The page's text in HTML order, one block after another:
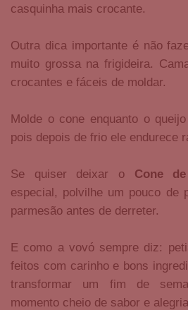
casquinha mais crocante.
Outra dica importante é não
muito grossa na frigideira.
crocantes e fáceis de moldar.
Molde o cone enquanto o
pois depois de frio ele endurece
Se quiser deixar o Cone
especial, polvilhe um pouco de
parmesão antes de derreter.
E como a vovó sempre diz:
feitos com carinho e bons
transformar um fim de
momento cheio de sabor e